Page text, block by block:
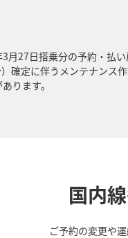
27日搭乗分の予約・払
確定に伴うメンテナンス
ります。
国内
ご予約の変更や